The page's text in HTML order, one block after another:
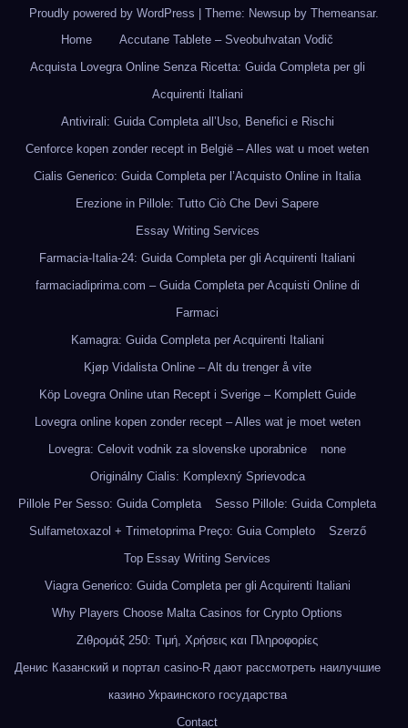
Proudly powered by WordPress Theme: Newsup by Themeansar.
Home
Accutane Tablete – Sveobuhvatan Vodič
Acquista Lovegra Online Senza Ricetta: Guida Completa per gli
Acquirenti Italiani
Antivirali: Guida Completa all’Uso, Benefici e Rischi
Cenforce kopen zonder recept in België – Alles wat u moet weten
Cialis Generico: Guida Completa per l’Acquisto Online in Italia
Erezione in Pillole: Tutto Ciò Che Devi Sapere
Essay Writing Services
Farmacia-Italia-24: Guida Completa per gli Acquirenti Italiani
farmaciadiprima.com – Guida Completa per Acquisti Online di
Farmaci
Kamagra: Guida Completa per Acquirenti Italiani
Kjøp Vidalista Online – Alt du trenger å vite
Köp Lovegra Online utan Recept i Sverige – Komplett Guide
Lovegra online kopen zonder recept – Alles wat je moet weten
Lovegra: Celovit vodnik za slovenske uporabnice
none
Originálny Cialis: Komplexný Sprievodca
Pillole Per Sesso: Guida Completa
Sesso Pillole: Guida Completa
Sulfametoxazol + Trimetoprima Preço: Guia Completo
Szerző
Top Essay Writing Services
Viagra Generico: Guida Completa per gli Acquirenti Italiani
Why Players Choose Malta Casinos for Crypto Options
Ζιθρομάξ 250: Τιμή, Χρήσεις και Πληροφορίες
Денис Казанский и портал casino-R дают рассмотреть наилучшие
казино Украинского государства
Contact